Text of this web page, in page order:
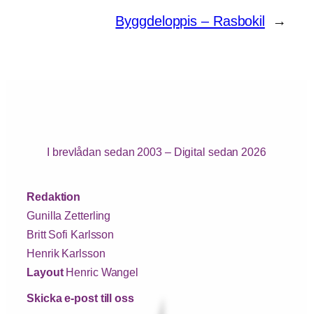
Byggdeloppis – Rasbokil →
I brevlådan sedan 2003 – Digital sedan 2026
Redaktion
Gunilla Zetterling
Britt Sofi Karlsson
Henrik Karlsson
LayoutHenric Wangel
Skicka e-post till oss